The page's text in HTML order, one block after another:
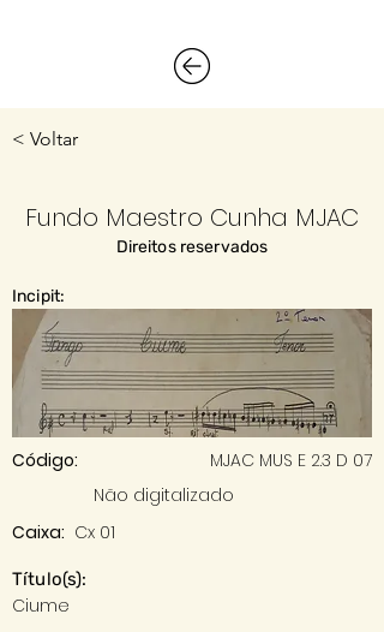
< Voltar
Fundo Maestro Cunha MJAC
Direitos reservados
Incipit:
Código:
MJAC MUS E 2.3 D 07
Não digitalizado
Caixa: Cx 01
Título(s):
Ciume